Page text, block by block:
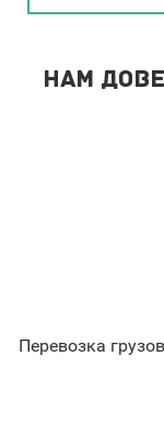
Нам
Перевозка